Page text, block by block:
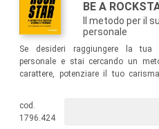
BE A
Il metodo per il
personale
Se desideri raggiungere la tua
personale e stai cercando un
carattere, potenziare il tuo
e chiunque desideri crescere,
R.O.C.K.S.T.A.R. per potenziare e
cod.
1796.424